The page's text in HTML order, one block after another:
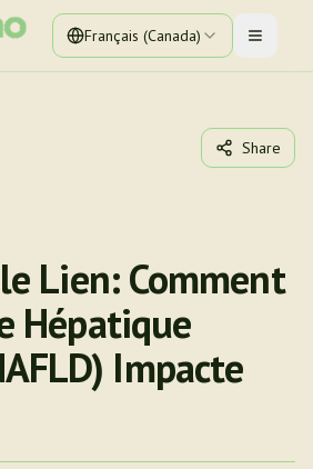
Français (Canada) Toggle
Share
Lien: Comment
Hépatique
Impacte